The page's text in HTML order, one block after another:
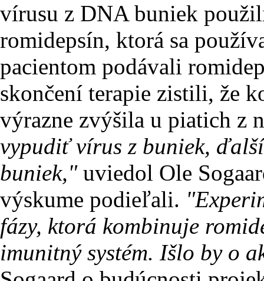
vírusu z DNA buniek
romidepsín, ktorá sa
pacientom podávali
skončení terapie zistili, že
výrazne zvýšila u piatich z
vypudiť vírus z buniek,
buniek,"uviedol Ole
výskume podieľali.
fázy, ktorá kombinuje
imunitný systém. Išlo by o